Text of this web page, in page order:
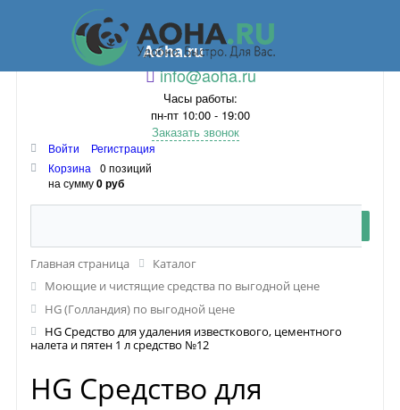
Aoha.ru
info@aoha.ru
Часы работы:
пн-пт 10:00 - 19:00
Заказать звонок
Войти
Регистрация
Корзина
0 позиций
на сумму0 руб
Главная страница
Каталог
Моющие и чистящие средства по выгодной цене
HG (Голландия) по выгодной цене
HG Средство для удаления известкового, цементного
налета и пятен 1 л средство №12
HG Средство для